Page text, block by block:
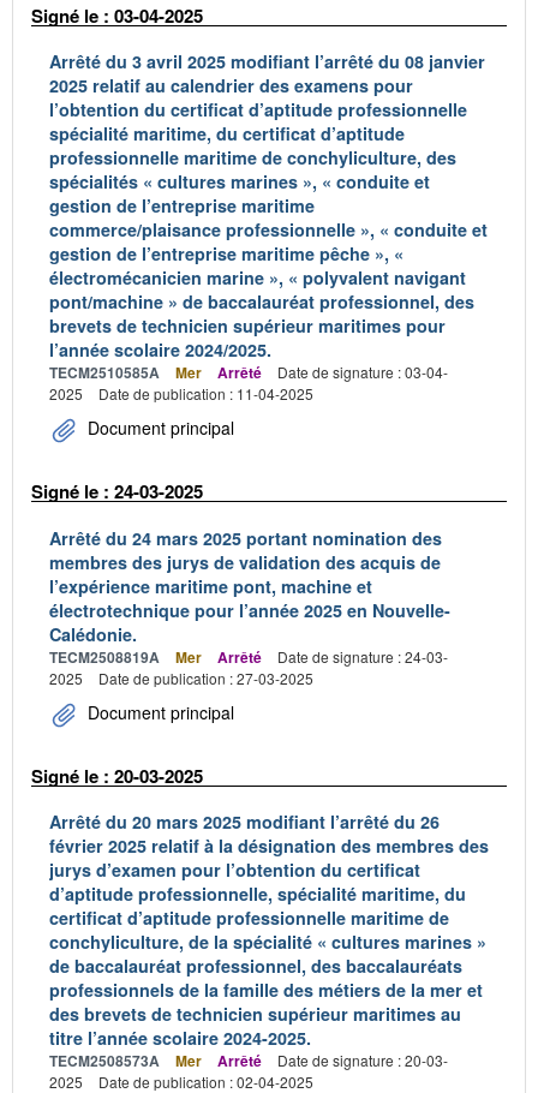
Signé le : 03-04-2025
Arrêté du 3 avril 2025 modifiant l’arrêté du 08 janvier
2025 relatif au calendrier des examens pour
l’obtention du certificat d’aptitude professionnelle
spécialité maritime, du certificat d’aptitude
professionnelle maritime de conchyliculture, des
spécialités « cultures marines », « conduite et
gestion de l’entreprise maritime
commerce/plaisance professionnelle », « conduite et
gestion de l’entreprise maritime pêche », «
électromécanicien marine », « polyvalent navigant
pont/machine » de baccalauréat professionnel, des
brevets de technicien supérieur maritimes pour
l’année scolaire 2024/2025.
TECM2510585A Mer Arrêté
Date de signature : 03-04-
2025
Date de publication : 11-04-2025
Document principal
Signé le : 24-03-2025
Arrêté du 24 mars 2025 portant nomination des
membres des jurys de validation des acquis de
l’expérience maritime pont, machine et
électrotechnique pour l’année 2025 en Nouvelle-
Calédonie.
TECM2508819A Mer Arrêté
Date de signature : 24-03-
2025
Date de publication : 27-03-2025
Document principal
Signé le : 20-03-2025
Arrêté du 20 mars 2025 modifiant l’arrêté du 26
février 2025 relatif à la désignation des membres des
jurys d’examen pour l’obtention du certificat
d’aptitude professionnelle, spécialité maritime, du
certificat d’aptitude professionnelle maritime de
conchyliculture, de la spécialité « cultures marines »
de baccalauréat professionnel, des baccalauréats
professionnels de la famille des métiers de la mer et
des brevets de technicien supérieur maritimes au
titre l’année scolaire 2024-2025.
TECM2508573A Mer Arrêté
Date de signature : 20-03-
2025
Date de publication : 02-04-2025